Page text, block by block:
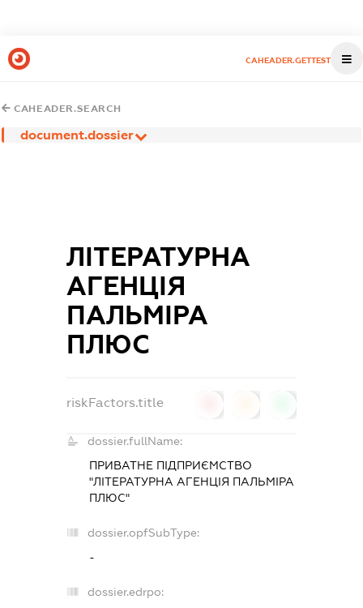
CAHEADER.GETTEST
CAHEADER.SEARCH
document.dossier
ЛІТЕРАТУРНА
АГЕНЦІЯ
ПАЛЬМІРА
ПЛЮС
riskFactors.title
dossier.fullName:
ПРИВАТНЕ ПІДПРИЄМСТВО
"ЛІТЕРАТУРНА АГЕНЦІЯ ПАЛЬМІРА
ПЛЮС"
dossier.opfSubType:
-
dossier.edrpo: